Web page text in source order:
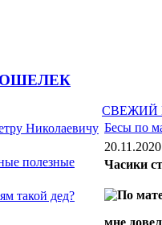
Николаевичу
полезные
такой дед?
СВЕЖИЙ
Бесы по
Часики